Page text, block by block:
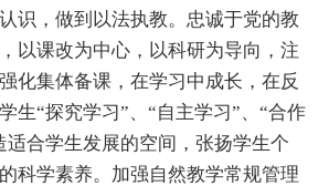
识，做到以法执教。忠诚于党的教
以课改为中心，以科研为导向，注
化集体备课，在学习中成长，在反
生“探究学习”、“自主学习”、“合作
适合学生发展的空间，张扬学生个
科学素养。加强自然教学常规管理